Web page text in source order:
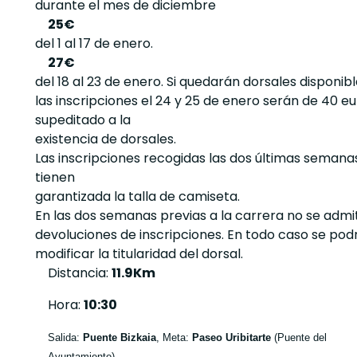
durante el mes de diciembre
25€
del 1 al 17 de enero.
27€
del 18 al 23 de enero. Si quedarán dorsales
las inscripciones el 24 y 25 de enero serán de 40
supeditado a la
existencia de dorsales.
Las inscripciones recogidas las dos últimas
tienen
garantizada la talla de camiseta.
En las dos semanas previas a la carrera no se
devoluciones de inscripciones. En todo caso se
modificar la titularidad del dorsal.
Distancia: 11.9Km
Hora: 10:30
Salida: Puente Bizkaia, Meta: Paseo Uribitarte (Puente del